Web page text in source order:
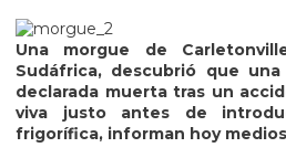
Una morgue de
Sudáfrica, descubrió que
declarada muerta tras un
viva justo antes de
frigorífica, informan hoy